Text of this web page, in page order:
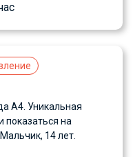
А4. Уникальная
показаться на
14 лет.